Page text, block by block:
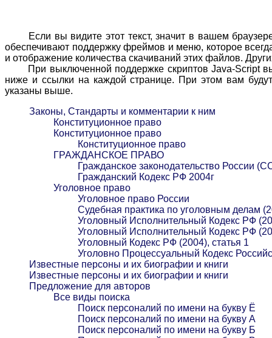
Если вы видите этот текст, значит в вашем
обеспечивают поддержку фреймов и меню, которое
и отображение количества скачиваний этих файлов.
При выключенной поддержке скриптов Java-Script вы
ниже и ссылки на каждой странице. При этом вам
указаны выше.
Законы, Стандарты и комментарии к ним
Конституционное право
Конституционное право
Конституционное право
ГРАЖДАНСКОЕ ПРАВО
Гражданское законодательство России
Гражданский Кодекс РФ 2004г
Уголовное право
Уголовное право России
Судебная практика по уголовным делам
Уголовный Исполнительный Кодекс РФ
Уголовный Исполнительный Кодекс РФ
Уголовный Кодекс РФ (2004), статья 1
Уголовно Процессуальный Кодекс
Известные персоны и их биографии и книги
Известные персоны и их биографии и книги
Предложение для авторов
Все виды поиска
Поиск персоналий по имени на букву Ё
Поиск персоналий по имени на букву А
Поиск персоналий по имени на букву Б